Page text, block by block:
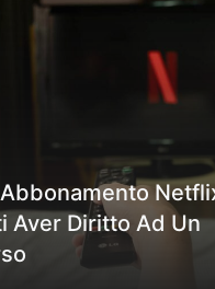
Aver Diritto Ad Un